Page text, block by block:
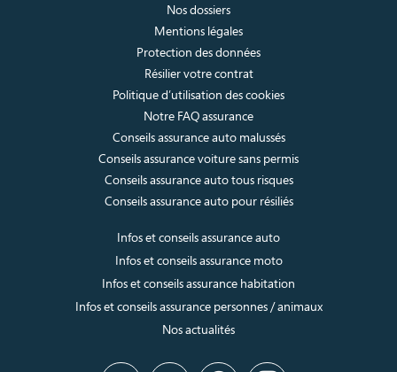
Nos dossiers
Mentions légales
Protection des données
Résilier votre contrat
Politique d’utilisation des cookies
Notre FAQ assurance
Conseils assurance auto malussés
Conseils assurance voiture sans permis
Conseils assurance auto tous risques
Conseils assurance auto pour résiliés
Infos et conseils assurance auto
Infos et conseils assurance moto
Infos et conseils assurance habitation
Infos et conseils assurance personnes / animaux
Nos actualités